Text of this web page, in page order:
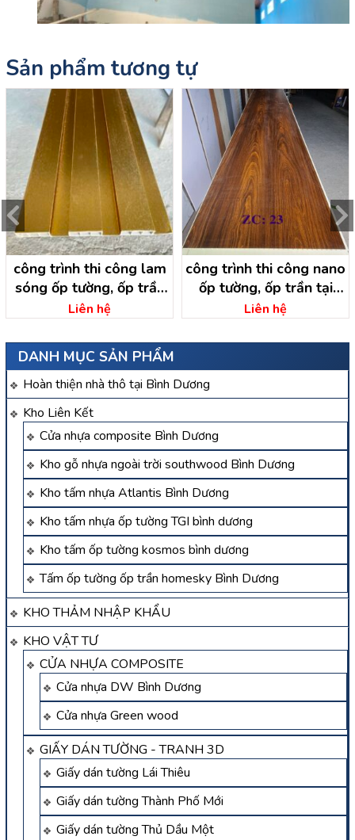
DANH MỤC SẢN PHẨM
Hoàn thiện nhà thô tại Bình Dương
Kho Liên Kết
Cửa nhựa composite Bình Dương
Kho gỗ nhựa ngoài trời southwood Bình Dương
Kho tấm nhựa Atlantis Bình Dương
Kho tấm nhựa ốp tường TGI bình dương
Kho tấm ốp tường kosmos bình dương
Tấm ốp tường ốp trần homesky Bình Dương
KHO THẢM NHẬP KHẨU
KHO VẬT TƯ
CỬA NHỰA COMPOSITE
Cửa nhựa DW Bình Dương
Cửa nhựa Green wood
GIẤY DÁN TƯỜNG - TRANH 3D
Giấy dán tường Lái Thiêu
Giấy dán tường Thành Phố Mới
Giấy dán tường Thủ Dầu Một
Sản phẩm tương tự
công trình thi công lam
sóng ốp tường, ốp trần
tại minh tâm dầu tiếng
Liên hệ
công trình thi công nano
ốp tường, ốp trần tại
minh tân dầu tiếng bình
Liên hệ